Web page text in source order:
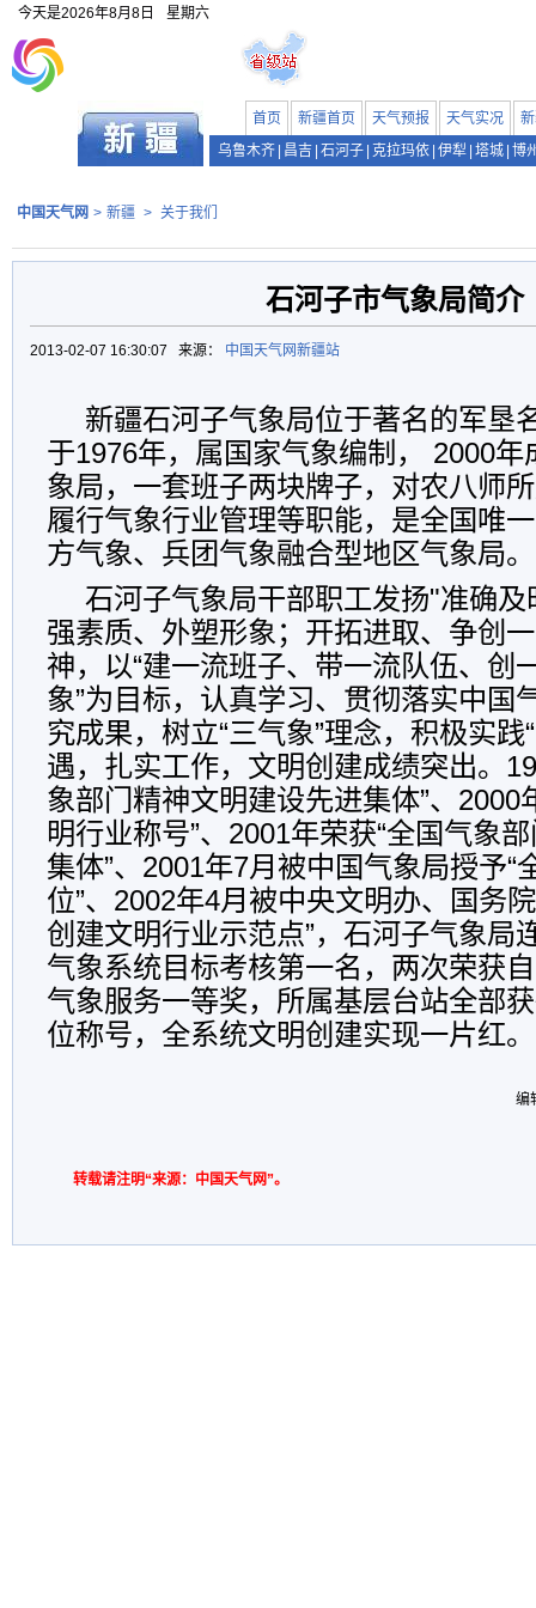
今天是2026年8月8日 星期六
首页 新疆首页 天气预报 天气实况
乌鲁木齐 昌吉 石河子 克拉玛依 伊犁 塔城 博
中国天气网 > 新疆 > 关于我们
石河子市气象局简介
2013-02-07 16:30:07 来源： 中国天气网新疆站
新疆石河子气象局位于著名的军垦
于1976年，属国家气象编制， 2000
象局，一套班子两块牌子，对农八师
履行气象行业管理等职能，是全国唯
方气象、兵团气象融合型地区气象局。
石河子气象局干部职工发扬"准确
强素质、外塑形象；开拓进取、争创
神，以“建一流班子、带一流队伍、创
象”为目标，认真学习、贯彻落实中国
究成果，树立“三气象”理念，积极实践
遇，扎实工作，文明创建成绩突出。
象部门精神文明建设先进集体”、2000
明行业称号”、2001年荣获“全国气象
集体”、2001年7月被中国气象局授予“
位”、2002年4月被中央文明办、国务
创建文明行业示范点”，石河子气象局
气象系统目标考核第一名，两次荣获
气象服务一等奖，所属基层台站全部
位称号，全系统文明创建实现一片红。
编
转载请注明“来源：中国天气网”。